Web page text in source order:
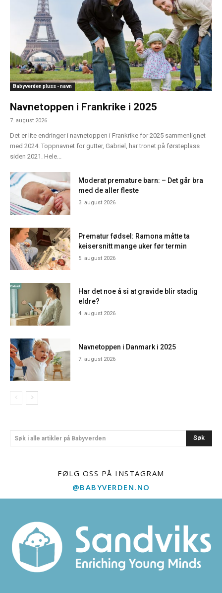
Babyverden pluss - navn
Navnetoppen i Frankrike i 2025
7. august 2026
Det er lite endringer i navnetoppen i Frankrike for 2025 sammenlignet
med 2024. Toppnavnet for gutter, Gabriel, har tronet på førsteplass
siden 2021. Hele...
Moderat premature barn: – Det går bra
med de aller fleste
3. august 2026
Prematur fødsel: Ramona måtte ta
keisersnitt mange uker før termin
5. august 2026
Har det noe å si at gravide blir stadig
eldre?
4. august 2026
Navnetoppen i Danmark i 2025
7. august 2026
Søk i alle artikler på Babyverden Søk
FØLG OSS PÅ INSTAGRAM
@BABYVERDEN.NO